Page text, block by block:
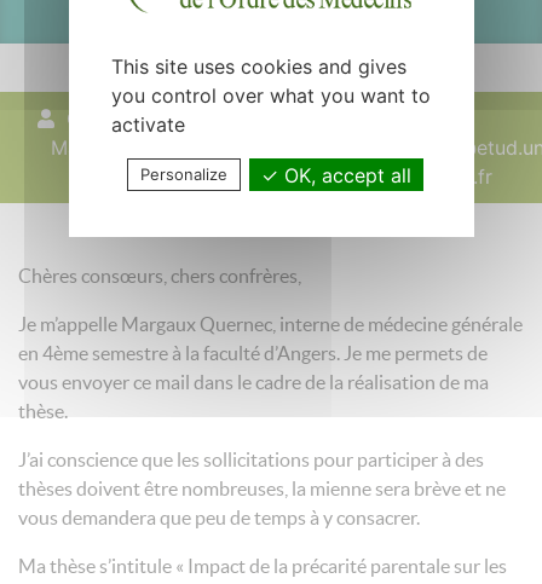
Quernec
Margaux
angers.fr
Chères consœurs, chers confrères,
Je m’appelle Margaux Quernec, interne de médecine générale
en 4ème semestre à la faculté d’Angers. Je me permets de
vous envoyer ce mail dans le cadre de la réalisation de ma
thèse.
J’ai conscience que les sollicitations pour participer à des
thèses doivent être nombreuses, la mienne sera brève et ne
vous demandera que peu de temps à y consacrer.
Ma thèse s’intitule « Impact de la précarité parentale sur les
This site uses cookies and gives
you control over what you want to
activate
Personalize OK, accept all